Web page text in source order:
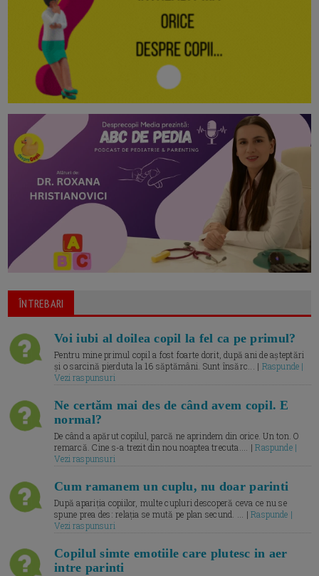
ÎNTREBARI
Voi iubi al doilea copil la fel ca pe primul?
Pentru mine primul copil a fost foarte dorit, după ani de așteptări
și o sarcină pierduta la 16 săptămâni. Sunt însărc... | Raspunde |
Vezi raspunsuri
Ne certăm mai des de când avem copil. E
normal?
De când a apărut copilul, parcă ne aprindem din orice. Un ton. O
remarcă. Cine s-a trezit din nou noaptea trecuta.... |Raspunde |
Vezi raspunsuri
Cum ramanem un cuplu, nu doar parinti
După apariția copiilor, multe cupluri descoperă ceva ce nu se
spune prea des: relația se mută pe plan secund. ... |Raspunde |
Vezi raspunsuri
Copilul simte emotiile care plutesc in aer
intre parinti